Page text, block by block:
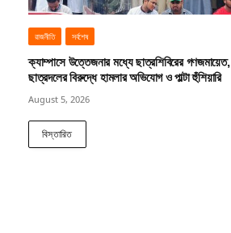
রাজনীতি সর্বশেষ
ক্যাম্পাসে উত্তেজনার মধ্যে ছাত্রশিবিরের গণজমায়েত,
ছাত্রদলের বিরুদ্ধে হামলার অভিযোগ ও পাল্টা হুঁশিয়ারি
August 5, 2026
বিস্তারিত